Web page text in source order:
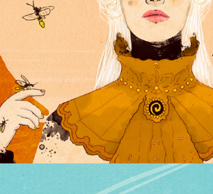
ENERGY SERIES N°1